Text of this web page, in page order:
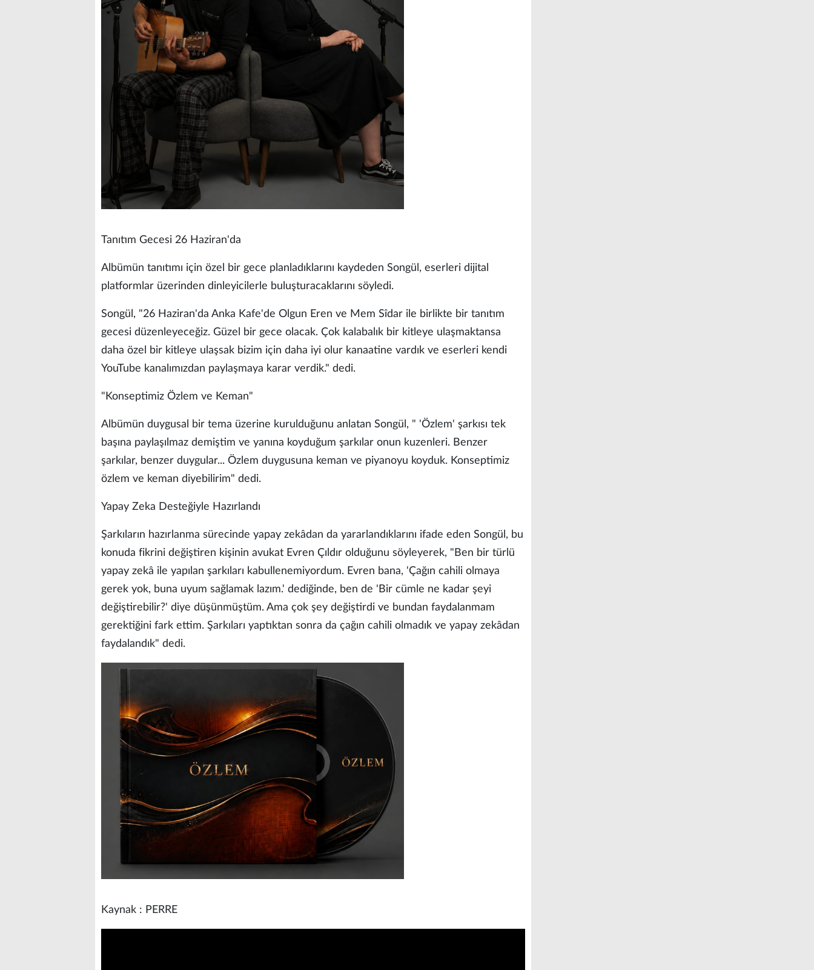
Tanıtım Gecesi 26 Haziran'da
Albümün tanıtımı için özel bir gece planladıklarını kaydeden Songül, eserleri dijital
platformlar üzerinden dinleyicilerle buluşturacaklarını söyledi.
Songül, "26 Haziran'da Anka Kafe'de Olgun Eren ve Mem Sîdar ile birlikte bir tanıtım
gecesi düzenleyeceğiz. Güzel bir gece olacak. Çok kalabalık bir kitleye ulaşmaktansa
daha özel bir kitleye ulaşsak bizim için daha iyi olur kanaatine vardık ve eserleri kendi
YouTube kanalımızdan paylaşmaya karar verdik." dedi.
"Konseptimiz Özlem ve Keman"
Albümün duygusal bir tema üzerine kurulduğunu anlatan Songül, " 'Özlem' şarkısı tek
başına paylaşılmaz demiştim ve yanına koyduğum şarkılar onun kuzenleri. Benzer
şarkılar, benzer duygular... Özlem duygusuna keman ve piyanoyu koyduk. Konseptimiz
özlem ve keman diyebilirim" dedi.
Yapay Zeka Desteğiyle Hazırlandı
Şarkıların hazırlanma sürecinde yapay zekâdan da yararlandıklarını ifade eden Songül, bu
konuda fikrini değiştiren kişinin avukat Evren Çıldır olduğunu söyleyerek, "Ben bir türlü
yapay zekâ ile yapılan şarkıları kabullenemiyordum. Evren bana, 'Çağın cahili olmaya
gerek yok, buna uyum sağlamak lazım.' dediğinde, ben de 'Bir cümle ne kadar şeyi
değiştirebilir?' diye düşünmüştüm. Ama çok şey değiştirdi ve bundan faydalanmam
gerektiğini fark ettim. Şarkıları yaptıktan sonra da çağın cahili olmadık ve yapay zekâdan
faydalandık" dedi.
Kaynak : PERRE